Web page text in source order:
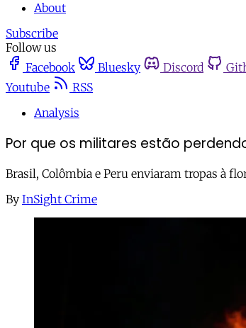
About
Subscribe
Follow us
Facebook
Bluesky Discord
Youtube
RSS
Analysis
Por que os militares estão
Brasil, Colômbia e Peru enviaram tropas à
By InSight Crime